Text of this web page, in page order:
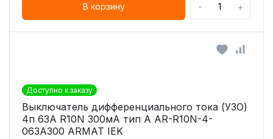
В корзину - +
Доступно к заказу
Выключатель дифференциального тока (УЗО)
4п 63А R10N 300мА тип A AR-R10N-4-
063A300 ARMAT IEK